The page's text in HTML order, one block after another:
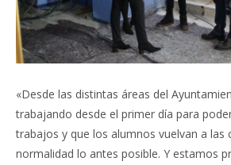
«Desde las distintas áreas del
trabajando desde el primer día para
trabajos y que los alumnos vuelvan a las
normalidad lo antes posible. Y estamos